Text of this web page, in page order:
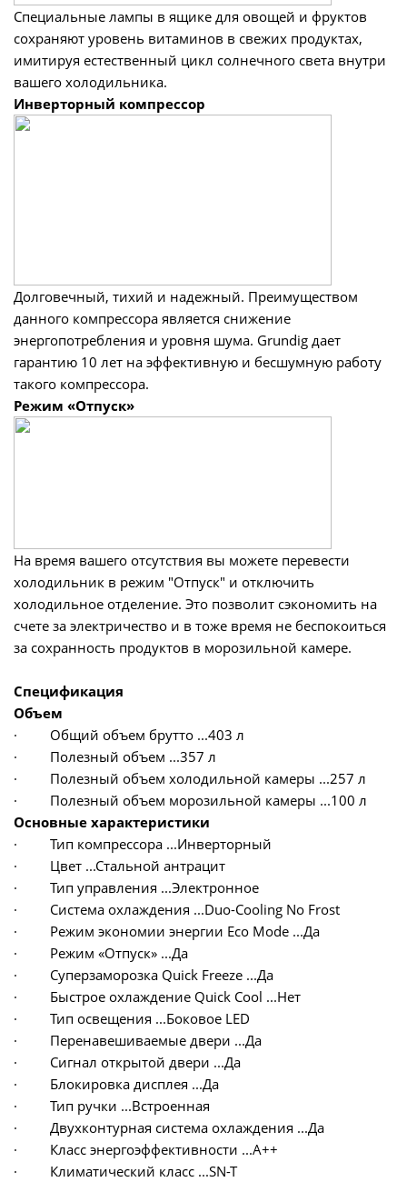
Специальные лампы в ящике для овощей и фруктов
сохраняют уровень витаминов в свежих продуктах,
имитируя естественный цикл солнечного света внутри
вашего холодильника.
Инверторный компрессор
Долговечный, тихий и надежный. Преимуществом
данного компрессора является снижение
энергопотребления и уровня шума. Grundig дает
гарантию 10 лет на эффективную и бесшумную работу
такого компрессора.
Режим «Отпуск»
На время вашего отсутствия вы можете перевести
холодильник в режим "Отпуск" и отключить
холодильное отделение. Это позволит сэкономить на
счете за электричество и в тоже время не беспокоиться
за сохранность продуктов в морозильной камере.
Спецификация
Объем
· Общий объем брутто ...403 л
· Полезный объем ...357 л
· Полезный объем холодильной камеры ...257 л
· Полезный объем морозильной камеры ...100 л
Основные характеристики
· Тип компрессора ...Инверторный
· Цвет ...Стальной антрацит
· Тип управления ...Электронное
· Система охлаждения ...Duo-Cooling No Frost
· Режим экономии энергии Eco Mode ...Да
· Режим «Отпуск» ...Да
· Суперзаморозка Quick Freeze ...Да
· Быстрое охлаждение Quick Cool ...Нет
· Тип освещения ...Боковое LED
· Перенавешиваемые двери ...Да
· Сигнал открытой двери ...Да
· Блокировка дисплея ...Да
· Тип ручки ...Встроенная
· Двухконтурная система охлаждения ...Да
· Класс энергоэффективности ...A++
· Климатический класс ...SN-T